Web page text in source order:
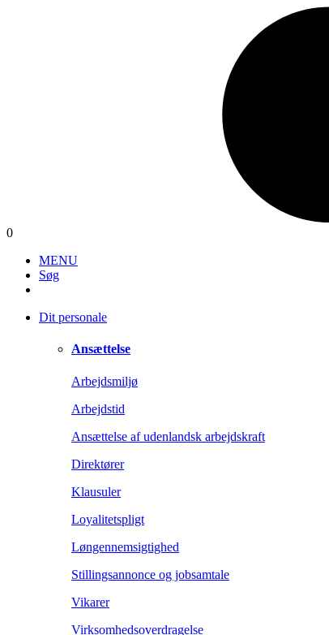
0
MENU
Søg
Dit personale
Ansættelse
Arbejdsmiljø
Arbejdstid
Ansættelse af udenlandsk arbejdskraft
Direktører
Klausuler
Loyalitetspligt
Løngennemsigtighed
Stillingsannonce og jobsamtale
Vikarer
Virksomhedsoverdragelse